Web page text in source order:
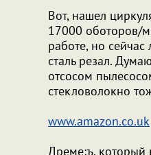
Вот, нашел
17000 оботоров/
работе, но
сталь резал.
отсосом
стекловолокно
www.amazon.co.uk
Дреме;ъ, который